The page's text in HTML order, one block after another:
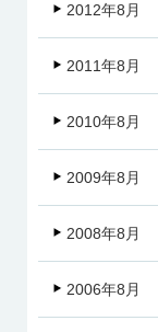
2012年8月
2011年8月
2010年8月
2009年8月
2008年8月
2006年8月